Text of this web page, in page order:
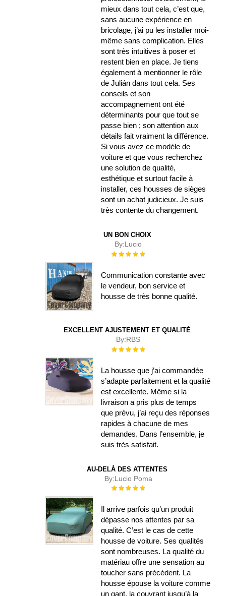
mieux dans tout cela, c’est que,
sans aucune expérience en
bricolage, j’ai pu les installer moi-
même sans complication. Elles
sont très intuitives à poser et
restent bien en place. Je tiens
également à mentionner le rôle
de Julián dans tout cela. Ses
conseils et son
accompagnement ont été
déterminants pour que tout se
passe bien ; son attention aux
détails fait vraiment la différence.
Si vous avez ce modèle de
voiture et que vous recherchez
une solution de qualité,
esthétique et surtout facile à
installer, ces housses de sièges
sont un achat judicieux. Je suis
très contente du changement.
UN BON CHOIX
By:Lucio
Évaluation :
Communication constante avec
le vendeur, bon service et
housse de très bonne qualité.
EXCELLENT AJUSTEMENT ET QUALITÉ
By:RBS
Évaluation :
La housse que j’ai commandée
s’adapte parfaitement et la qualité
est excellente. Même si la
livraison a pris plus de temps
que prévu, j’ai reçu des réponses
rapides à chacune de mes
demandes. Dans l’ensemble, je
suis très satisfait.
AU-DELÀ DES ATTENTES
By:Lucio Poma
Évaluation :
Il arrive parfois qu’un produit
dépasse nos attentes par sa
qualité. C’est le cas de cette
housse de voiture. Ses qualités
sont nombreuses. La qualité du
matériau offre une sensation au
toucher sans précédent. La
housse épouse la voiture comme
un gant, la couvrant jusqu’à la